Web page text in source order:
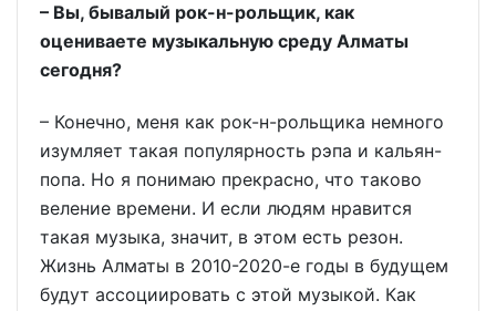
– Вы, бывалый рок-н-рольщик, как
оцениваете музыкальную среду Алматы
сегодня?
– Конечно, меня как рок-н-рольщика немного
изумляет такая популярность рэпа и кальян-
попа. Но я понимаю прекрасно, что таково
веление времени. И если людям нравится
такая музыка, значит, в этом есть резон.
Жизнь Алматы в 2010-2020-е годы в будущем
будут ассоциировать с этой музыкой. Как